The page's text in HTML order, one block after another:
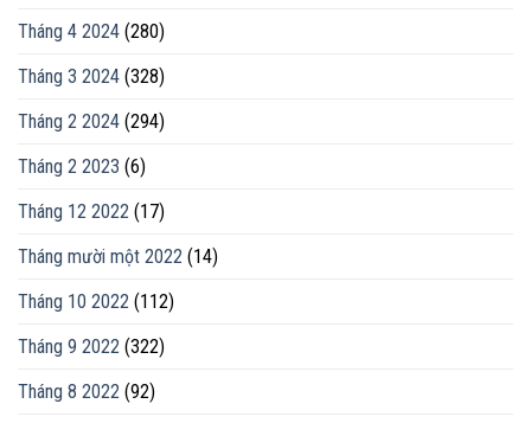
Tháng 4 2024 (280)
Tháng 3 2024 (328)
Tháng 2 2024 (294)
Tháng 2 2023 (6)
Tháng 12 2022 (17)
Tháng mười một 2022 (14)
Tháng 10 2022 (112)
Tháng 9 2022 (322)
Tháng 8 2022 (92)